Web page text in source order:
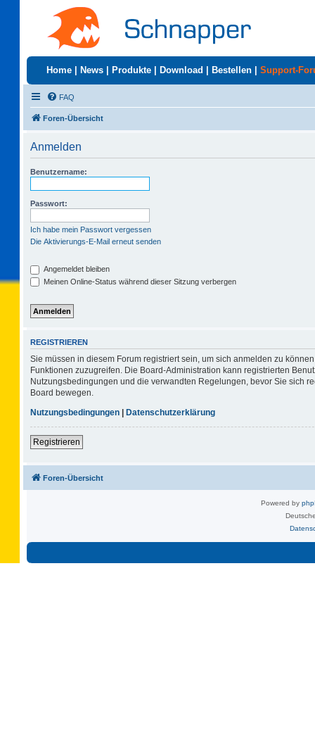
Home News Produkte Download Bestellen Support-
FAQ
Foren-Übersicht
Anmelden
Benutzername:
Passwort:
Ich habe mein Passwort vergessen
Die Aktivierungs-E-Mail erneut senden
Angemeldet bleiben
Meinen Online-Status während dieser Sitzung verbergen
REGISTRIEREN
Sie müssen in diesem Forum registriert sein, um sich anmelden zu
Funktionen zuzugreifen. Die Board-Administration kann registrierten
Nutzungsbedingungen und die verwandten Regelungen, bevor Sie sich
Board bewegen.
Nutzungsbedingungen | Datenschutzerklärung
Registrieren
Foren-Übersicht
Powered by